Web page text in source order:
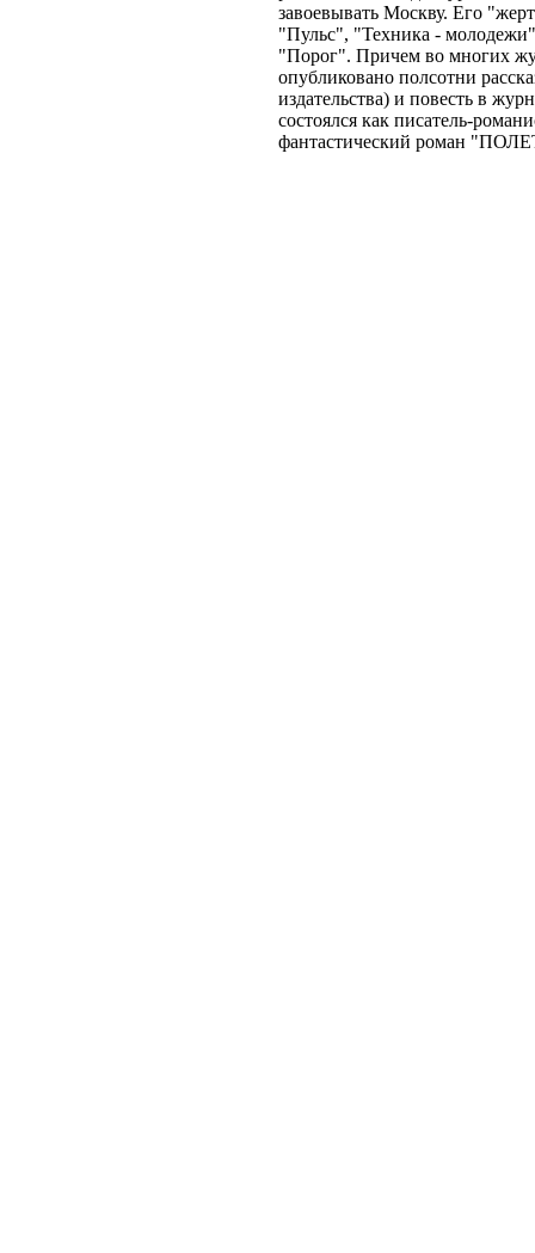
завоевывать Москву. Его
"Пульс", "Техника -
"Порог". Причем во многих
опубликовано полсотни
издательства) и повесть в
состоялся как писатель-
фантастический роман